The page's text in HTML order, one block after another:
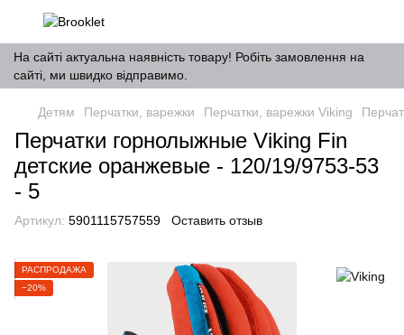
На сайті актуальна наявність товару! Робіть замовлення на
сайті, ми швидко відправимо.
Детям Перчатки, варежки Перчатки, варежки Viking
Перчатки горнолыжные Viking Fin
детские оранжевые - 120/19/9753-53
- 5
Артикул: 5901115757559 Оставить отзыв
РАСПРОДАЖА
−20%